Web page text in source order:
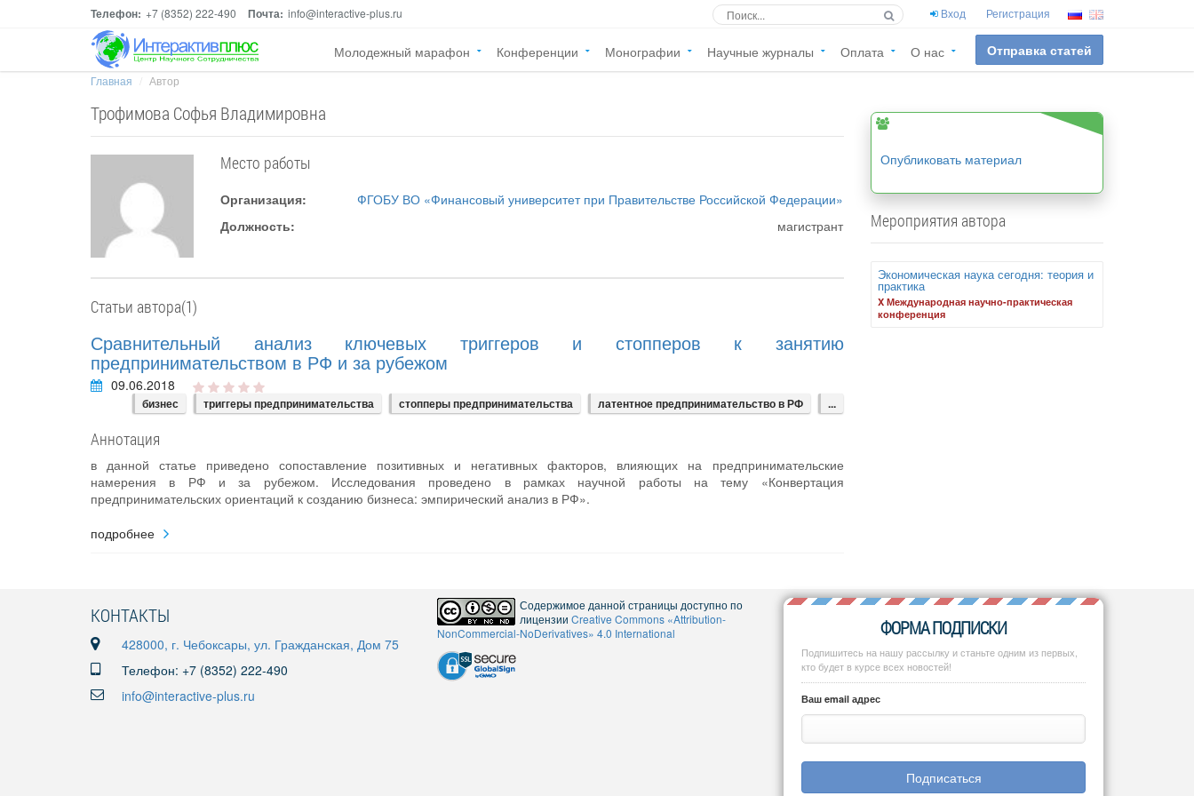
Телефон: +7 (8352) 222-490 Почта: info@interactive-plus.ru Вход Регистрация
Молодежный марафон Конференции Монографии Научные журналы Оплата О нас Отправка статей
Главная Автор
Трофимова Софья Владимировна
Место работы
Организация:
ФГОБУ ВО «Финансовый университет при Правительстве Российской Федерации»
Должность:
магистрант
Статьи автора(1)
Сравнительный анализ ключевых триггеров и стопперов к занятию
предпринимательством в РФ и за рубежом
09.06.2018
бизнес триггеры предпринимательства стопперы предпринимательства латентное предпринимательство в РФ ...
Аннотация
в данной статье приведено сопоставление позитивных и негативных факторов, влияющих на предпринимательские
намерения в РФ и за рубежом. Исследования проведено в рамках научной работы на тему «Конвертация
предпринимательских ориентаций к созданию бизнеса: эмпирический анализ в РФ».
подробнее
Опубликовать материал
Мероприятия автора
Экономическая наука сегодня: теория и
практика
X Международная научно-практическая
конференция
КОНТАКТЫ
428000, г. Чебоксары, ул. Гражданская, Дом 75
Телефон: +7 (8352) 222-490
info@interactive-plus.ru
Содержимое данной страницы доступно по
лицензии Creative Commons «Attribution-
NonCommercial-NoDerivatives» 4.0 International
ФОРМА ПОДПИСКИ
Подпишитесь на нашу рассылку и станьте одним из первых,
кто будет в курсе всех новостей!
Ваш email адрес
Подписаться